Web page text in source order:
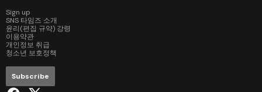
Sign up
SNS 타임즈 소개
윤리(편집 규약) 강령
이용약관
개인정보 취급
청소년 보호정책
Subscribe